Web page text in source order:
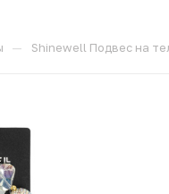
— Shinewell Подвес на